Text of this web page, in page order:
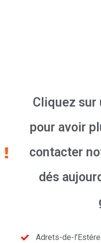
Cliquez sur
pour avoir
contacter
dés
Adrets-de-